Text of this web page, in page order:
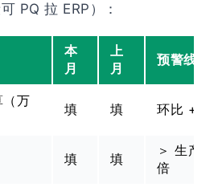
PQ 拉 ERP）：
本
月
上
月
预警线（
（万
填 填 环比
填 填
＞ 生产
倍